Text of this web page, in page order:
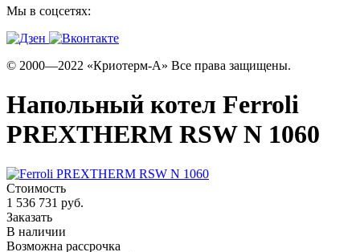
Мы в соцсетях:
© 2000—2022 «Криотерм-А» Все права защищены.
Напольный котел Ferroli
PREXTHERM RSW N 1060
Стоимость
1 536 731 руб.
Заказать
В наличии
Возможна рассрочка